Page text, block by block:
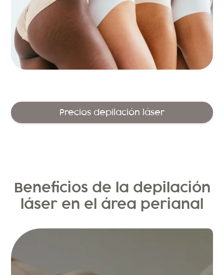
Precios depilación láser
Beneficios de la depilación
láser en el área perianal